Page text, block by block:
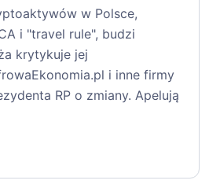
w Polsce,
i "travel rule", budzi
krytykuje jej
i inne firmy
RP o zmiany. Apelują